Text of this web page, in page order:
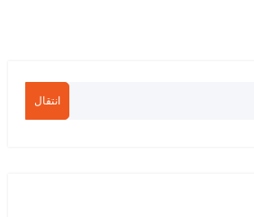
انتقال